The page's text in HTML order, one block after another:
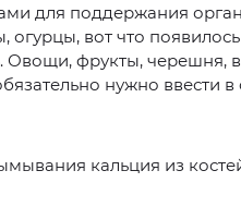
для поддержания
огурцы, вот что
Овощи, фрукты, черешня,
нужно ввести
кальция из